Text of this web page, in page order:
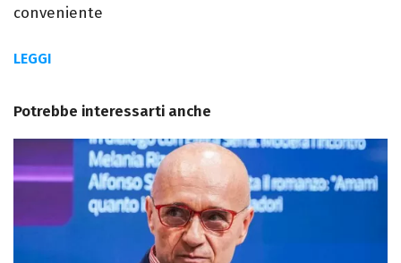
conveniente
LEGGI
Potrebbe interessarti anche